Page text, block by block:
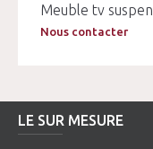
Meuble tv
Nous contacter
LE SUR MESURE